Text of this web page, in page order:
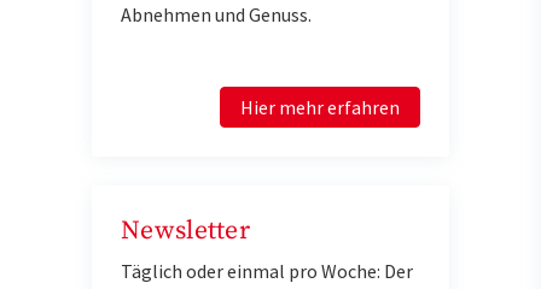
Abnehmen und Genuss.
Hier mehr erfahren
Newsletter
Täglich oder einmal pro Woche: Der